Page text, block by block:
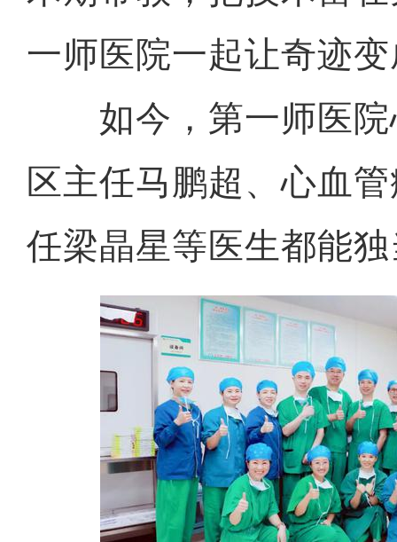
一师医院一起让奇迹
如今，第一师医院
区主任马鹏超、心血
任梁晶星等医生都能